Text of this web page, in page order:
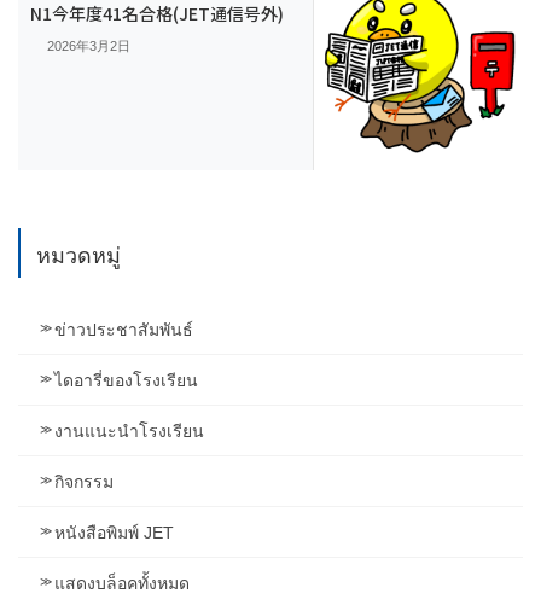
N1今年度41名合格(JET通信号外)
2026年3月2日
หมวดหมู่
ข่าวประชาสัมพันธ์
ไดอารี่ของโรงเรียน
งานแนะนำโรงเรียน
กิจกรรม
หนังสือพิมพ์ JET
แสดงบล็อคทั้งหมด